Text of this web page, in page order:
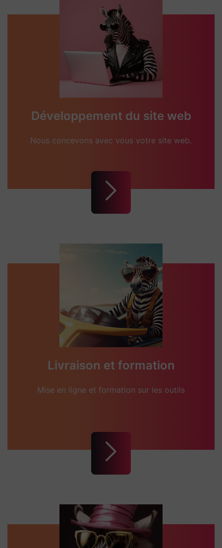
Développement du site web
Nous concevons avec vous votre site web.
Livraison et formation
Mise en ligne et formation sur les outils